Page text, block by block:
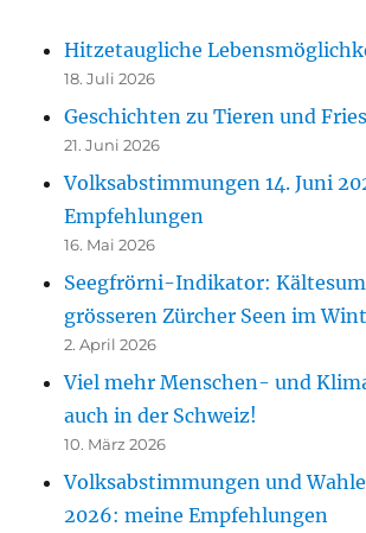
Hitzetaugliche
18. Juli 2026
Geschichten zu Tieren und
21. Juni 2026
Volksabstimmungen 14. Juni
Empfehlungen
16. Mai 2026
Seegfrörni-Indikator:
grösseren Zürcher Seen im
2. April 2026
Viel mehr Menschen- und
auch in der Schweiz!
10. März 2026
Volksabstimmungen und
2026: meine Empfehlungen